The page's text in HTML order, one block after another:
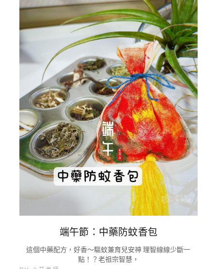
端午節：中藥防蚊香包
這個中藥配方，好香～驅蚊兼育兒安神 理智線線少斷一
點！？老祖宗智慧，